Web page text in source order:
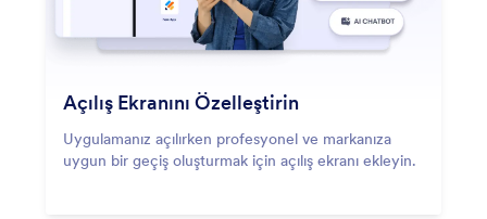
Açılış Ekranını Özelleştirin
Uygulamanız açılırken profesyonel ve markanıza
uygun bir geçiş oluşturmak için açılış ekranı ekleyin.